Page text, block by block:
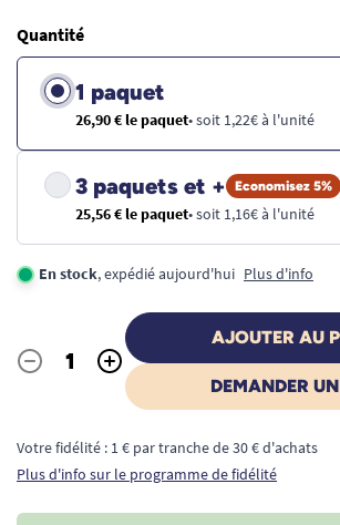
Quantité
1 paquet
26,90 € le paquet• soit 1,22€ à l'unité
3 paquets et + Economisez 5%
25,56 € le paquet• soit 1,16€ à l'unité
En stock, expédié aujourd'hui Plus d'info
Quantité
- +
AJOUTER AU
DEMANDER
Votre fidélité : 1 € par tranche de 30 € d'achats
Plus d'info sur le programme de fidélité